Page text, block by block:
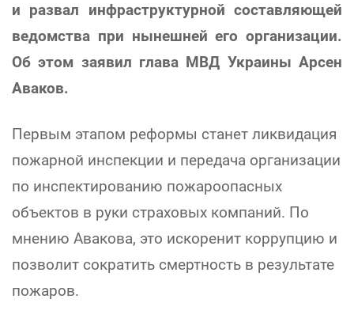
и развал инфраструктурной составляющей
ведомства при нынешней его организации.
Об этом заявил глава МВД Украины Арсен
Аваков.
Первым этапом реформы станет ликвидация
пожарной инспекции и передача организации
по инспектированию пожароопасных
объектов в руки страховых компаний. По
мнению Авакова, это искоренит коррупцию и
позволит сократить смертность в результате
пожаров.